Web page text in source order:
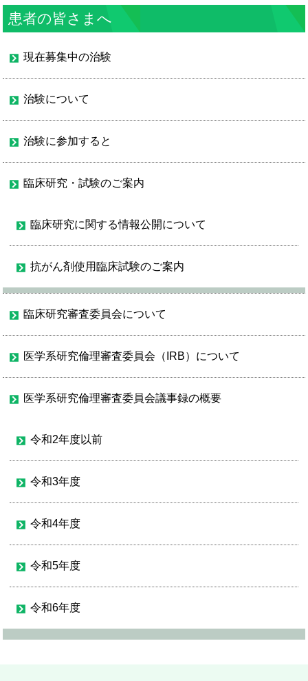
患者の皆さまへ
現在募集中の治験
治験について
治験に参加すると
臨床研究・試験のご案内
臨床研究に関する情報公開について
抗がん剤使用臨床試験のご案内
臨床研究審査委員会について
医学系研究倫理審査委員会（IRB）について
医学系研究倫理審査委員会議事録の概要
令和2年度以前
令和3年度
令和4年度
令和5年度
令和6年度